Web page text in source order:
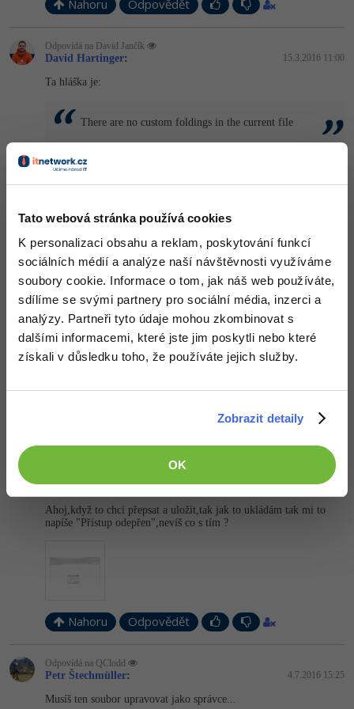
Tato webová stránka používá cookies
K personalizaci obsahu a reklam, poskytování funkcí
sociálních médií a analýze naší návštěvnosti využíváme
soubory cookie. Informace o tom, jak náš web používáte,
sdílíme se svými partnery pro sociální média, inzerci a
analýzy. Partneři tyto údaje mohou zkombinovat s
dalšími informacemi, které jste jim poskytli nebo které
získali v důsledku toho, že používáte jejich služby.
Zobrazit detaily
OK
Nahoru Odpovědět
Odpovídá na David Jančík
David Hartinger: 15.3.2016 11:00
Ta hláška je:
There are no custom foldings in the current file
Bohužel to není stále opravené ani v PHP Storm 10, takže
Honza Bittner: 29.6.2016 12:12
Vtipné, že to pořád nikdo nefixnul, alespoň třeba přidáním
checkboxu do IDE settings...
Pokud někdo používáte super appku JetBrains Toolbox
(doporučuji -https://twitter.com/…453965451266), cesta k
%localappdata%\JetBrains\Toolbox\apps\ , kde se
proklikáte do souborů dané aplikace (něco jako WebStorm\ch-
QClodd: 4.7.2016 14:57
Ahoj,když to chci přepsat a uložit,tak jak to ukládám tak mi to
napíše "Přístup odepřen",nevíš co s tím ?
Nahoru Odpovědět
Odpovídá na QClodd
Petr Štechmüller: 4.7.2016 15:25
Musíš ten soubor upravovat jako správce...